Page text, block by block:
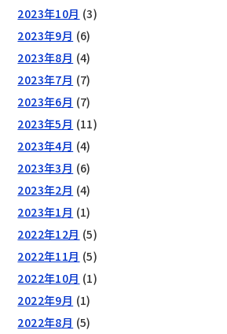
2023年10月 (3)
2023年9月 (6)
2023年8月 (4)
2023年7月 (7)
2023年6月 (7)
2023年5月 (11)
2023年4月 (4)
2023年3月 (6)
2023年2月 (4)
2023年1月 (1)
2022年12月 (5)
2022年11月 (5)
2022年10月 (1)
2022年9月 (1)
2022年8月 (5)